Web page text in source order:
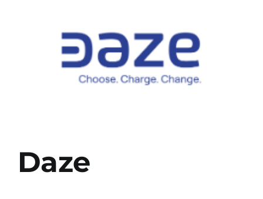
Academy
Daze